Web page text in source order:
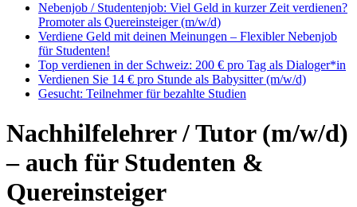
Nebenjob / Studentenjob: Viel Geld in kurzer Zeit verdienen?
Promoter als Quereinsteiger (m/w/d)
Verdiene Geld mit deinen Meinungen – Flexibler Nebenjob
für Studenten!
Top verdienen in der Schweiz: 200 € pro Tag als Dialoger*in
Verdienen Sie 14 € pro Stunde als Babysitter (m/w/d)
Gesucht: Teilnehmer für bezahlte Studien
Nachhilfelehrer / Tutor (m/w/d)
– auch für Studenten &
Quereinsteiger